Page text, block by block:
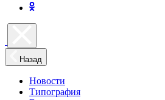
Назад
Новости
Типография